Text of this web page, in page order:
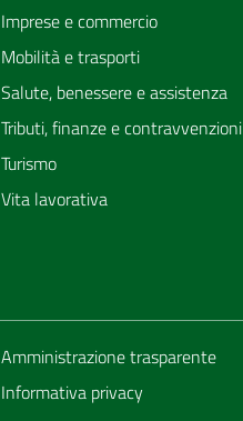
Imprese e commercio
Mobilità e trasporti
Salute, benessere e assistenza
Tributi, finanze e contravvenzioni
Turismo
Vita lavorativa
Amministrazione trasparente
Informativa privacy